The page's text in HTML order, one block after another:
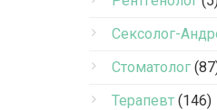
Сексолог-
Стоматолог
Терапевт (146)